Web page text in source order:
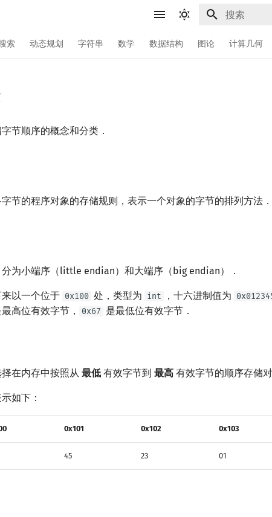
索 动态规划 字符串 数学 数据结构 图论 计算几何
节顺序的概念和分类．
节的程序对象的存储规则，表示一个对象的字节的排列方法．
为小端序（little endian）和大端序（big endian）．
以一个位于 0x100 处，类型为 int ，十六进制值为
高位有效字节， 0x67 是最低位有效字节．
在内存中按照从 最低 有效字节到 最高 有效字节的顺序存储对
如下：
0x101 0x102 0x103
45 23 01